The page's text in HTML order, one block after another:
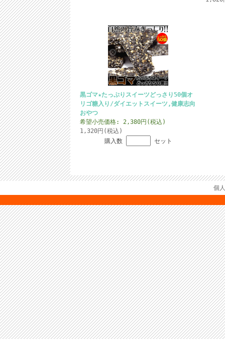
黒ゴマ★たっぷりスイーツどっさり50個オ
リゴ糖入り/ダイエットスイーツ,健康志向
おやつ
希望小売価格: 2,380円(税込)
1,320円(税込)
購入数
セット
個